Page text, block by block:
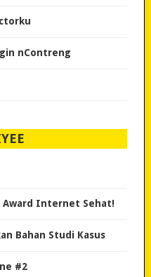
nContreng
Award Internet Sehat!
Bahan Studi Kasus
#2